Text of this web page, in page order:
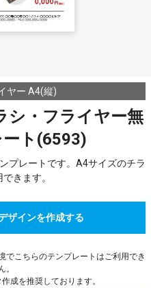
ヤー A4(縦)
シ・フライヤー無
ト(6593)
プレートです。A4サイズのチラ
きます。
ザインを作成する
でこちらのテンプレートはご利用でき
。
成を推奨しております。